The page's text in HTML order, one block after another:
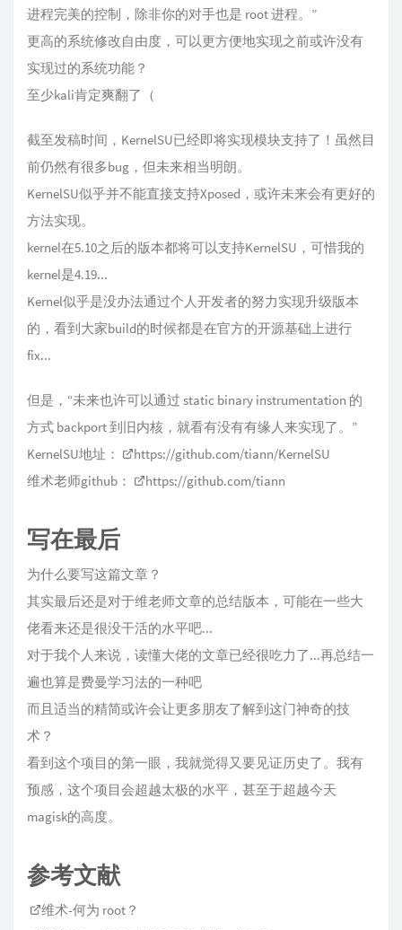
进程完美的控制，除非你的对手也是 root 进程。”
更高的系统修改自由度，可以更方便地实现之前或许没有
实现过的系统功能？
至少kali肯定爽翻了（
截至发稿时间，KernelSU已经即将实现模块支持了！虽然目
前仍然有很多bug，但未来相当明朗。
KernelSU似乎并不能直接支持Xposed，或许未来会有更好的
方法实现。
kernel在5.10之后的版本都将可以支持KernelSU，可惜我的
kernel是4.19...
Kernel似乎是没办法通过个人开发者的努力实现升级版本
的，看到大家build的时候都是在官方的开源基础上进行
fix...
但是，“未来也许可以通过 static binary instrumentation 的
方式 backport 到旧内核，就看有没有有缘人来实现了。”
KernelSU地址：
https://github.com/tiann/KernelSU
维术老师github：
https://github.com/tiann
写在最后
为什么要写这篇文章？
其实最后还是对于维老师文章的总结版本，可能在一些大
佬看来还是很没干活的水平吧...
对于我个人来说，读懂大佬的文章已经很吃力了...再总结一
遍也算是费曼学习法的一种吧
而且适当的精简或许会让更多朋友了解到这门神奇的技
术？
看到这个项目的第一眼，我就觉得又要见证历史了。我有
预感，这个项目会超越太极的水平，甚至于超越今天
magisk的高度。
参考文献
维术-何为 root？